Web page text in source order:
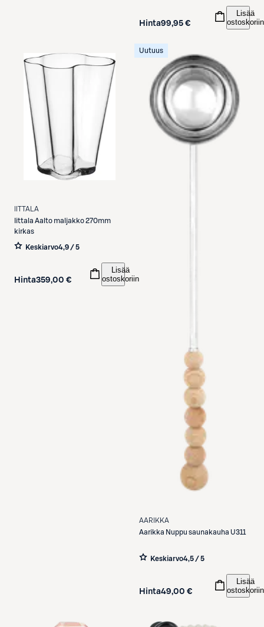
Hinta99,95 €
Lisää
ostoskoriin
IITTALA
Iittala Aalto maljakko 270mm
kirkas
Keskiarvo4,9 / 5
Hinta359,00 €
Lisää
ostoskoriin
Uutuus
AARIKKA
Aarikka Nuppu saunakauha U311
Keskiarvo4,5 / 5
Hinta49,00 €
Lisää
ostoskoriin